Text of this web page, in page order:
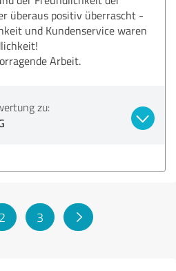
überaus positiv überrascht -
und Kundenservice waren
Arbeit.
zu:
2 3